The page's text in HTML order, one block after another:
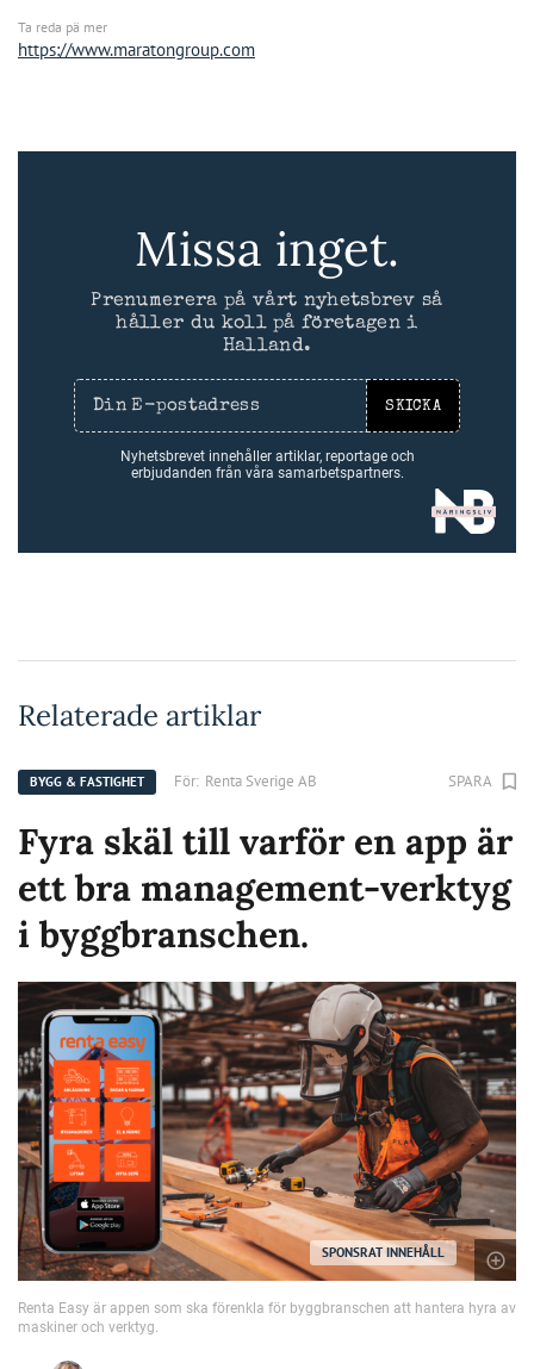
Ta reda pä mer
https://www.maratongroup.com
Missa inget.
Prenumerera på vårt nyhetsbrev så
håller du koll på företagen i
Halland.
SKICKA
Nyhetsbrevet innehåller artiklar, reportage och
erbjudanden från våra samarbetspartners.
Relaterade artiklar
BYGG & FASTIGHET För: Renta Sverige AB SPARA
Fyra skäl till varför en app är
ett bra management-verktyg
i byggbranschen.
SPONSRAT INNEHÅLL
Renta Easy är appen som ska förenkla för byggbranschen att hantera hyra av
maskiner och verktyg.